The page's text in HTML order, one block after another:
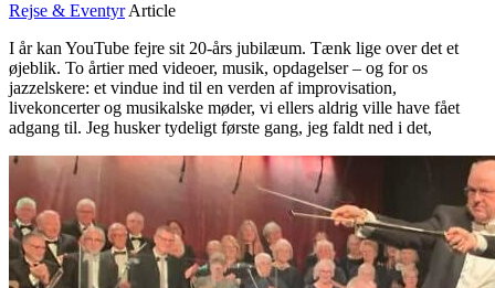
Rejse & EventyrArticle
I år kan YouTube fejre sit 20-års jubilæum. Tænk lige over det et
øjeblik. To årtier med videoer, musik, opdagelser – og for os
jazzelskere: et vindue ind til en verden af improvisation,
livekoncerter og musikalske møder, vi ellers aldrig ville have fået
adgang til. Jeg husker tydeligt første gang, jeg faldt ned i det,